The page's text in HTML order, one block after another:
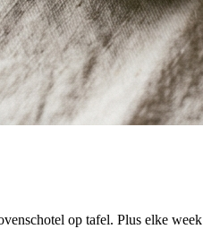
op tafel. Plus elke